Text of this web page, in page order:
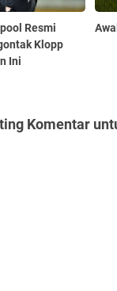
Resmi
Klopp
Ini
Komentar